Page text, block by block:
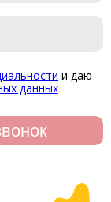
и даю
данных